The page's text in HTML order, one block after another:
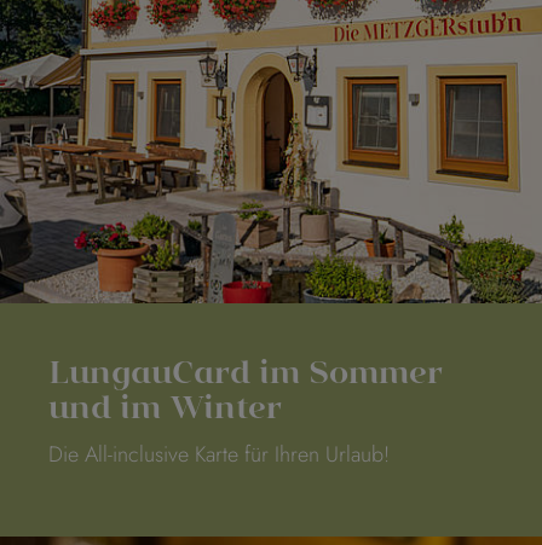
LungauCard im Sommer
und im Winter
Die All-inclusive Karte für Ihren Urlaub!